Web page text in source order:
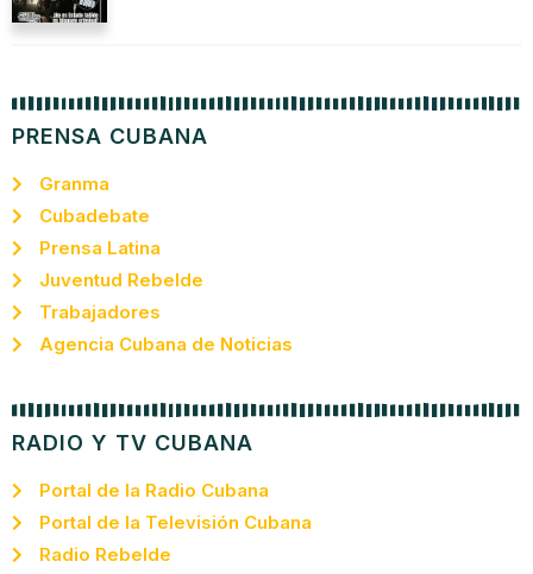
PRENSA CUBANA
Granma
Cubadebate
Prensa Latina
Juventud Rebelde
Trabajadores
Agencia Cubana de Noticias
RADIO Y TV CUBANA
Portal de la Radio Cubana
Portal de la Televisión Cubana
Radio Rebelde